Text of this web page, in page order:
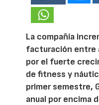
La compañía
facturación entre
por el fuerte
de fitness y
primer semestre,
anual por encima